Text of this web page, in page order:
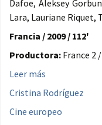
Dafoe, Aleksey
Lara, Lauriane Riquet,
Francia / 2009 / 112'
Productora: France 2
Leer más
Cristina Rodríguez
Cine europeo